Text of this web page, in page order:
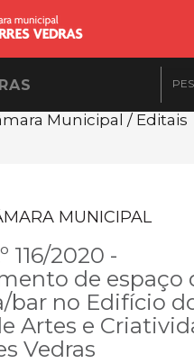
Municipal / Editais
MUNICIPAL
116/2020 -
de espaço
bar no Edifício
Artes e
Vedras